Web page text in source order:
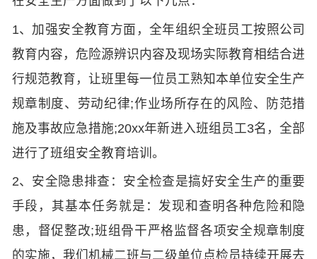
1、加强安全教育方面，全年组织全班员工按照公司
教育内容，危险源辨识内容及现场实际教育相结合进
行规范教育，让班里每一位员工熟知本单位安全生产
规章制度、劳动纪律;作业场所存在的风险、防范措
施及事故应急措施;20xx年新进入班组员工3名，全部
进行了班组安全教育培训。
2、安全隐患排查：安全检查是搞好安全生产的重要
手段，其基本任务就是：发现和查明各种危险和隐
患，督促整改;班组骨干严格监督各项安全规章制度
的实施，我们机械二班与二级单位点检员持续开展去